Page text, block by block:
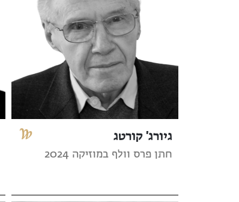
גיורג' קורטג
חתן פרס וולף במוזיקה 2024